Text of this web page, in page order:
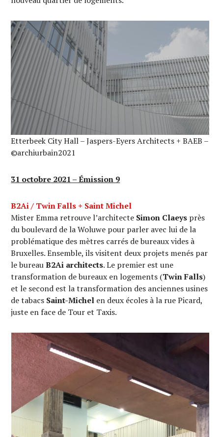
Etterbeek City Hall – Jaspers-Eyers Architects + BAEB –
©archiurbain2021
31 octobre 2021 – Émission 9
B2Ai / Twin Falls + Saint Michel
Mister Emma retrouve l’architecte Simon Claeys près
du boulevard de la Woluwe pour parler avec lui de la
problématique des mètres carrés de bureaux vides à
Bruxelles. Ensemble, ils visitent deux projets menés par
le bureauB2Ai architects. Le premier est une
transformation de bureaux en logements (Twin Falls)
et le second est la transformation des anciennes usines
de tabacs Saint-Michel en deux écoles à la rue Picard,
juste en face de Tour et Taxis.